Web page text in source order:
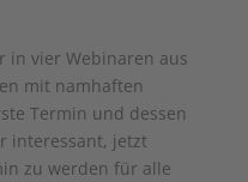
in vier Webinaren aus
mit namhaften
Termin und dessen
interessant, jetzt
zu werden für alle